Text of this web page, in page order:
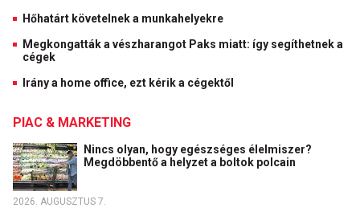
Hőhatárt követelnek a munkahelyekre
Megkongatták a vészharangot Paks miatt: így segíthetnek a
cégek
Irány a home office, ezt kérik a cégektől
PIAC & MARKETING
Nincs olyan, hogy egészséges élelmiszer?
Megdöbbentő a helyzet a boltok polcain
2026. AUGUSZTUS 7.